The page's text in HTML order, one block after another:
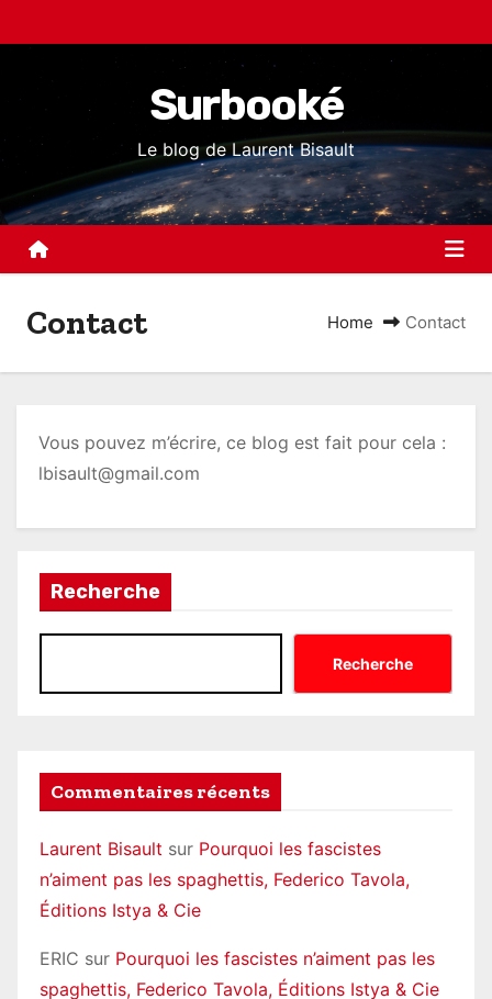
k
t
o
Surbooké
Le blog de Laurent Bisault
Contact Home Contact
Vous pouvez m’écrire, ce blog est fait pour cela :
lbisault@gmail.com
Recherche
Recherche
Commentaires récents
Laurent Bisault sur Pourquoi les fascistes
n’aiment pas les spaghettis, Federico Tavola,
Éditions Istya & Cie
ERIC sur Pourquoi les fascistes n’aiment pas les
spaghettis, Federico Tavola, Éditions Istya & Cie